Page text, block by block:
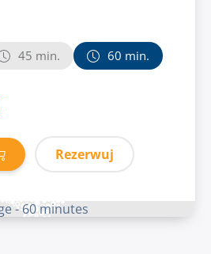
45 min. 60 min.
Rezerwuj